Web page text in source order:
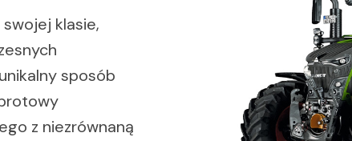
klasie,
sposób
z niezrównaną